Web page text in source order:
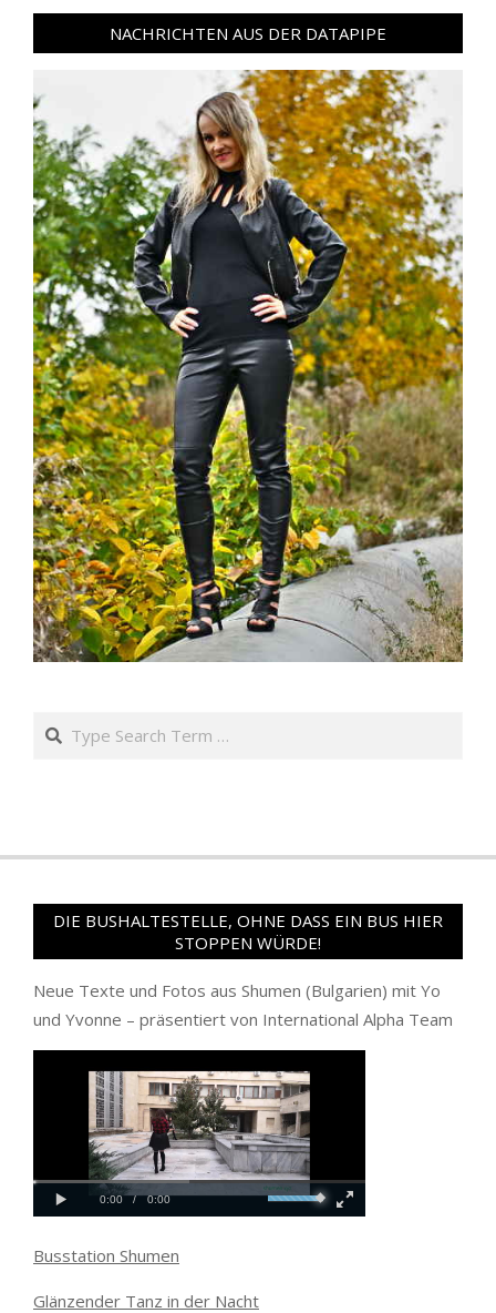
NACHRICHTEN AUS DER DATAPIPE
Search
DIE BUSHALTESTELLE, OHNE DASS EIN BUS HIER
STOPPEN WÜRDE!
Neue Texte und Fotos aus Shumen (Bulgarien) mit Yo
und Yvonne – präsentiert von International Alpha Team
Busstation Shumen
Glänzender Tanz in der Nacht